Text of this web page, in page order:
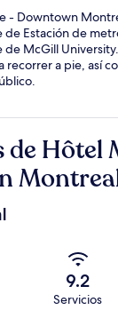
- Downtown
de Estación de
de McGill
recorrer a pie, así
de Hôtel
9.2
Servicios